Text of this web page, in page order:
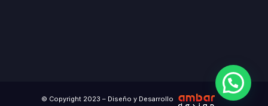
© Copyright 2023 – Diseño y Desarrollo